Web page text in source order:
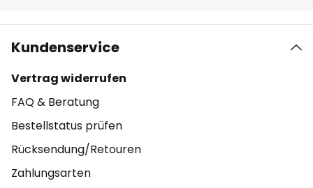
Kundenservice
Vertrag widerrufen
FAQ & Beratung
Bestellstatus prüfen
Rücksendung/Retouren
Zahlungsarten